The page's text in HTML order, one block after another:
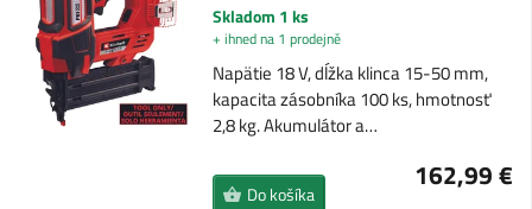
Skladom 1 ks
+ ihned na 1 prodejně
Napätie 18 V, dĺžka klinca 15-50 mm,
kapacita zásobníka 100 ks, hmotnosť
2,8 kg. Akumulátor a…
162,99 €
Do košíka